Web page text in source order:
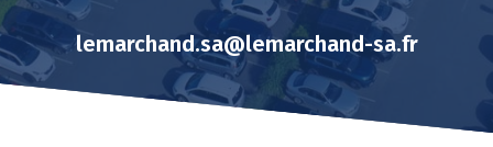
lemarchand.sa@lemarchand-sa.fr